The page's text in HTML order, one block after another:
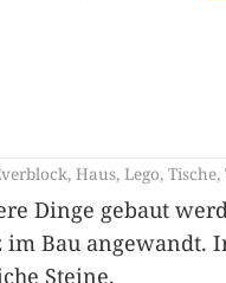
, Haus, Lego, Tische,
Dinge gebaut
Bau angewandt.
Steine.